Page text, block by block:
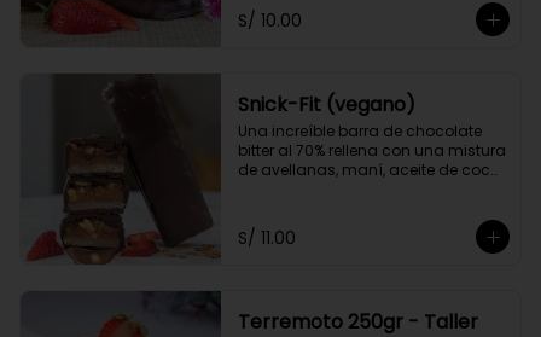
S/ 10.00
Snick-Fit (vegano)
Una increíble barra de chocolate
bitter al 70% rellena con una mistura
de avellanas, maní, aceite de coco
S/ 11.00
Terremoto 250gr - Taller